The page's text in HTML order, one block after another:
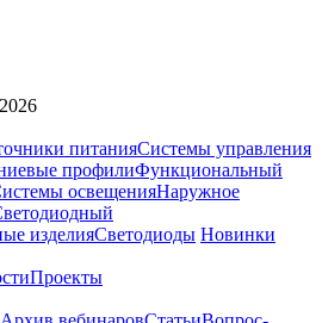
питанияСистемы управления
профилиФункциональный
освещенияНаружное
изделияСветодиоды Новинки
Проекты